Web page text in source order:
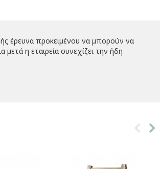
έρευνα προκειμένου να μπορούν να
η εταιρεία συνεχίζει την ήδη